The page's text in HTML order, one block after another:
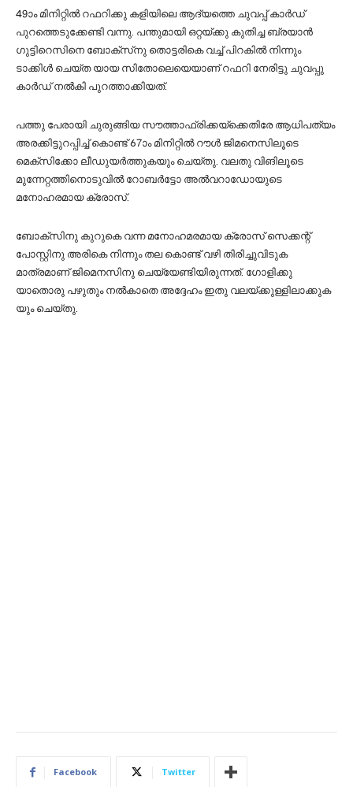
49ാം മിനിറ്റില്‍ റഫറിക്കു കളിയിലെ ആദ്യത്തെ ചുവപ്പ് കാര്‍ഡ്
പുറത്തെടുക്കേണ്ടി വന്നു. പന്തുമായി ഒറ്റയ്ക്കു കുതിച്ച ബ്രയാന്‍
ഗുട്ടിറെസിനെ ബോക്‌സ്‌നു തൊട്ടരികെ വച്ച്‌ പിറകില്‍ നിന്നും
ടാക്കിള്‍ ചെയ്ത യായ സിതോലെയെയാണ് റഫറി നേരിട്ടു ചുവപ്പു
കാര്‍ഡ് നല്‍കി പുറത്താക്കിയത്.
പത്തു പേരായി ചുരുങ്ങിയ സൗത്താഫ്രിക്കയ്‌ക്കെതിരേ ആധിപത്യം
അരക്കിട്ടുറപ്പിച്ച്‌ കൊണ്ട് 67ാം മിനിറ്റില്‍ റൗള്‍ ജിമനെസിലൂടെ
മെക്‌സിക്കോ ലീഡുയര്‍ത്തുകയും ചെയ്തു. വലതു വിങിലൂടെ
മുന്നേറ്റത്തിനൊടുവില്‍ റോബര്‍ട്ടോ അല്‍വറാഡോയുടെ
മനോഹരമായ ക്രോസ്.
ബോക്‌സിനു കുറുകെ വന്ന മനോഹമരമായ ക്രോസ് സെക്കന്റ്
പോസ്റ്റിനു അരികെ നിന്നും തല കൊണ്ട് വഴി തിരിച്ചുവിടുക
മാത്രമാണ് ജിമെനസിനു ചെയ്യേണ്ടിയിരുന്നത്. ഗോളിക്കു
യാതൊരു പഴുതും നല്‍കാതെ അദ്ദേഹം ഇതു വലയ്ക്കുള്ളിലാക്കുക
യും ചെയ്തു.
Facebook Twitter